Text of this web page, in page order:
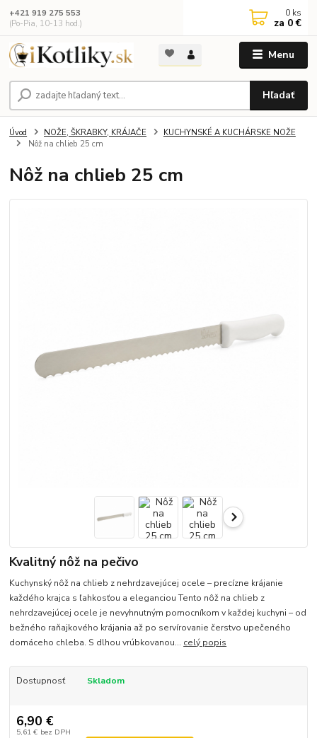
Menu
Hľadať
+421 919 275 553
(Po-Pia, 10-13 hod.)
0 ks
za 0 €
Úvod NOŽE, ŠKRABKY, KRÁJAČE
KUCHYNSKÉ A KUCHÁRSKE NOŽE
Nôž na chlieb 25 cm
Nôž na chlieb 25 cm
Kvalitný nôž na pečivo
Kuchynský nôž na chlieb z nehrdzavejúcej ocele – precízne krájanie
každého krajca s ľahkosťou a eleganciou Tento nôž na chlieb z
nehrdzavejúcej ocele je nevyhnutným pomocníkom v každej kuchyni – od
bežného raňajkového krájania až po servírovanie čerstvo upečeného
domáceho chleba. S dlhou vrúbkovanou... celý popis
Dostupnosť Skladom
6,90 €
5,61 € bez DPH